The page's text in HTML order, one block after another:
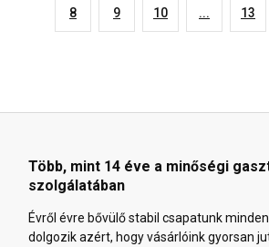
8 9 10 ... 13
Több, mint 14 éve a minőségi
szolgálatában
Évről évre bővülő stabil csapatunk
dolgozik azért, hogy vásárlóink gyorsan